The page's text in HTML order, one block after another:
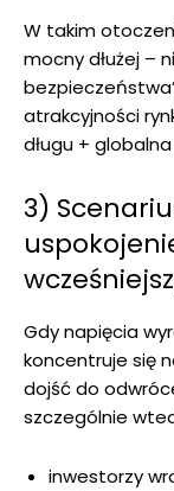
W takim
mocny dłużej –
atrakcyjności
długu + globalna
3)
Gdy napięcia
koncentruje się
dojść do
szczególnie
inwestorzy